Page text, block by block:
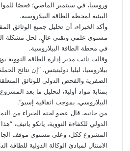
وروسيا، في سبتمبر الماضي؛ فحصًا
البيئية لمحطة الطاقة البيلاروسية.
وأكد الخبراء، أن تحليل جميع الوثائق
مستوى علمي وتقني عالٍ، لحل مشكلة
في محطة الطاقة البيلاروسية.
وقالت نائب مدير إدارة الطاقة النووية
بيلاروسيا، ليليا دولينيتس، “إن نتائج
الصفرية والفحص الدولي للوثائق
بمثابة مواد أولية، لتحليل ما بعد
البيلاروسي، بموجب اتفاقية إسبو”.
من جانبه، قال عضو لجنة الخبراء من
الدولي للكفاءة النووية، يانكو يانيف،
المشروع ككل، وعلى مستوى موقف
الامتثال لمبادئ الوكالة الدولية للطاقة